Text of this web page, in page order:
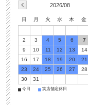
2026/08
日 月 火 水 木 金
2
3 4 5 6 7
9
10 11 12 13 14
16
17 18 19 20 21
23
24 25 26 27 28
30
31
■ 今日 ■ 実店舗定休日